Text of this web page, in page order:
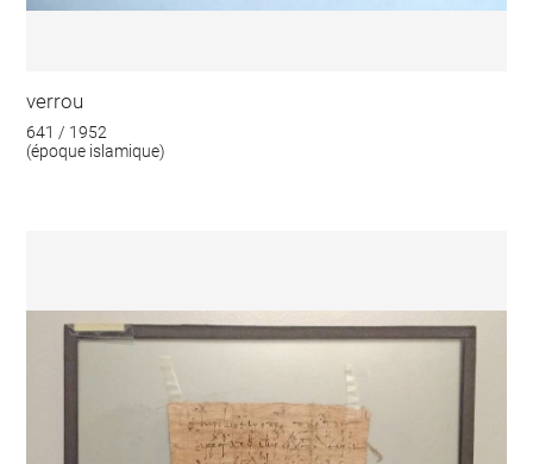
verrou
641 / 1952
(époque islamique)